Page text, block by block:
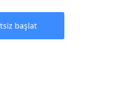
başlat